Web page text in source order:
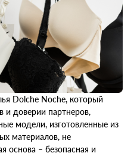
Dolche Noche, который
и доверии партнеров,
модели, изготовленные из
материалов, не
основа – безопасная и